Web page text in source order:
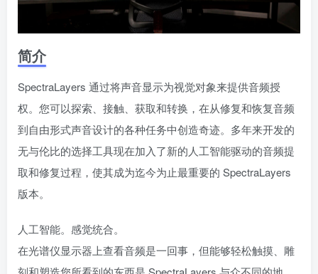
简介
SpectraLayers 通过将声音显示为视觉对象来提供音频授
权。您可以探索、接触、获取和转换，在从修复和恢复音频
到自由形式声音设计的各种任务中创造奇迹。多年来开发的
无与伦比的选择工具现在加入了新的人工智能驱动的音频提
取和修复过程，使其成为迄今为止最重要的 SpectraLayers
版本。
人工智能。感觉统合。
在光谱仪显示器上查看音频是一回事，但能够轻松触摸、雕